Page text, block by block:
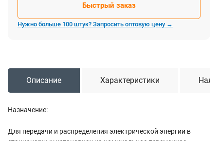
Быстрый заказ
Нужно больше 100 штук? Запросить оптовую цену →
Описание Характеристики
Назначение:
Для передачи и распределения электрической энергии в